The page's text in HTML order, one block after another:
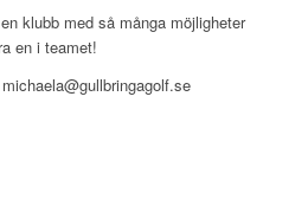
klubb med så många möjligheter
en i teamet!